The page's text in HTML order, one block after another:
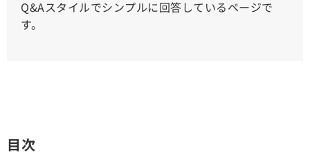
Q&Aスタイルでシンプルに回答しているページで
す。
目次